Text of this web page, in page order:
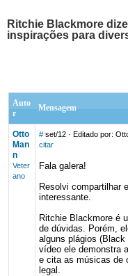
Ritchie Blackmore
inspirações para
Auto
r
Mensagem
Otto
Man
n
Veter
ano
# set/12· Editado por:
citar
Fala galera!
Resolvi compartilhar
interessante.
Ritchie Blackmore é
de dúvidas. Porém,
alguns plágios
vídeo ele demonstra
e cita as músicas de
legal.